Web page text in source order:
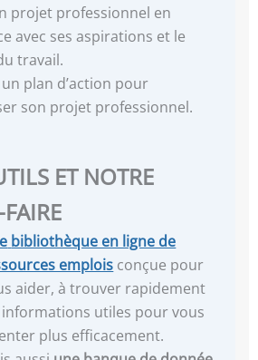
projet professionnel en
avec ses aspirations et le
travail.
plan d’action pour
son projet professionnel.
ET NOTRE
bibliothèque en ligne de
emplois conçue pour
aider, à trouver rapidement
informations utiles pour vous
plus efficacement.